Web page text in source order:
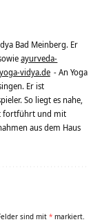
Bad Meinberg. Er
ayurveda-
vidya.de - An Yoga
Er ist
So liegt es nahe,
fortführt und mit
aus dem Haus
sind mit * markiert.